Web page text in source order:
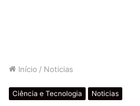
Início / Noticias
Ciência e Tecnologia Noticias